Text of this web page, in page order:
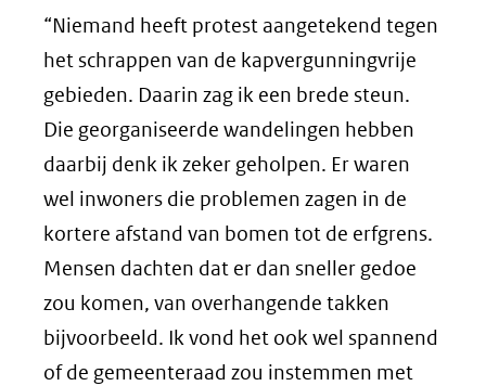
“Niemand heeft protest aangetekend tegen
het schrappen van de kapvergunningvrije
gebieden. Daarin zag ik een brede steun.
Die georganiseerde wandelingen hebben
daarbij denk ik zeker geholpen. Er waren
wel inwoners die problemen zagen in de
kortere afstand van bomen tot de erfgrens.
Mensen dachten dat er dan sneller gedoe
zou komen, van overhangende takken
bijvoorbeeld. Ik vond het ook wel spannend
of de gemeenteraad zou instemmen met